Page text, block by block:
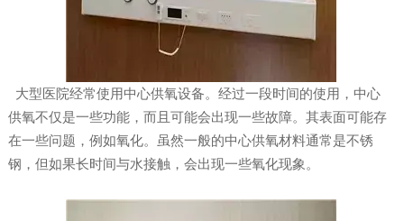
大型医院经常使用中心供氧设备。经过一段时间的使用，中心
供氧不仅是一些功能，而且可能会出现一些故障。其表面可能存
在一些问题，例如氧化。虽然一般的中心供氧材料通常是不锈
钢，但如果长时间与水接触，会出现一些氧化现象。